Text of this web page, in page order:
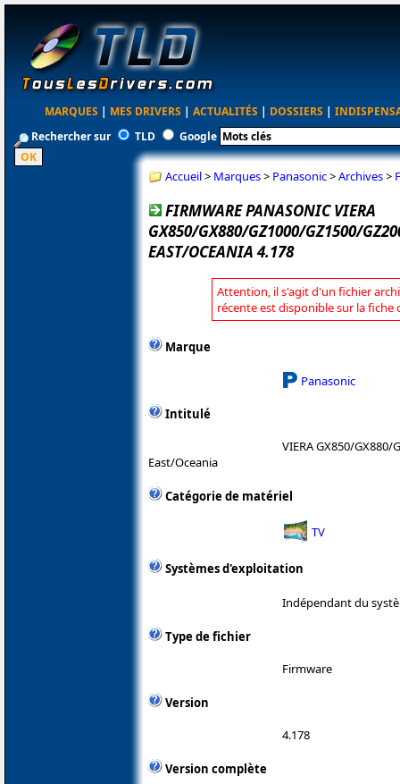
MARQUES | MES DRIVERS | ACTUALITÉS | DOSSIERS |
Rechercher sur
TLD Google
Accueil> Marques> Panasonic>Archives>
FIRMWARE PANASONIC VIERA
GX850/GX880/GZ1000/GZ1500/
EAST/OCEANIA 4.178
Attention, il s'agit d'un fichier
récente est disponible sur la fiche
Marque
Panasonic
Intitulé
VIERA GX850/
East/Oceania
Catégorie de matériel
TV
Systèmes d'exploitation
Indépendant du
Type de fichier
Firmware
Version
4.178
Version complète